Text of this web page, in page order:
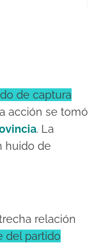
de captura
acción se tomó
. La
huido de
relación
del partido